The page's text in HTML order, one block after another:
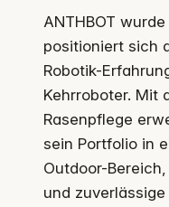
ANTHBOT
positioniert sich
Robotik-
Kehrroboter. Mit
Rasenpflege
sein Portfolio in
Outdoor-
und